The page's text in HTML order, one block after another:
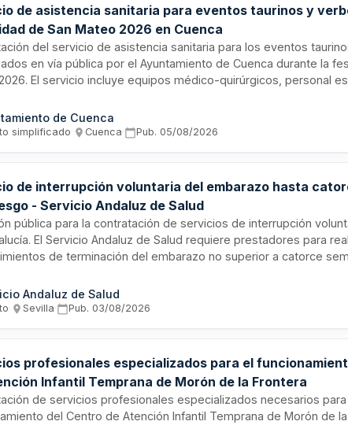
de asistencia sanitaria para eventos taurinos y
de San Mateo 2026 en Cuenca
del servicio de asistencia sanitaria para los eventos
en vía pública por el Ayuntamiento de Cuenca durante la
El servicio incluye equipos médico-quirúrgicos, personal
se divide en tres lotes: servicios médicos, equipos y
desde una hora antes del inicio del festejo de la Vaca
de Cuenca
simplificado· Cuenca· Pub. 05/08/2026
de interrupción voluntaria del embarazo hasta
- Servicio Andaluz de Salud
pública para la contratación de servicios de interrupción
El Servicio Andaluz de Salud requiere prestadores para
de terminación del embarazo no superior a catorce
comprende la prestación de servicios sanitarios
integral a mujeres que solicitan este procedimiento dentro del
Andaluz de Salud
· Sevilla· Pub. 03/08/2026
profesionales especializados para el
Infantil Temprana de Morón de la Frontera
de servicios profesionales especializados necesarios para
del Centro de Atención Infantil Temprana de Morón de